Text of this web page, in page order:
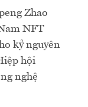
Zhao
NFT
kỷ nguyên
hội
nghệ